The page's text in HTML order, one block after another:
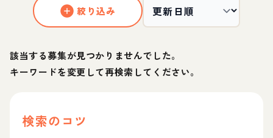
絞り込み
該当する募集が見つかりませんでした。
キーワードを変更して再検索してください。
検索のコツ